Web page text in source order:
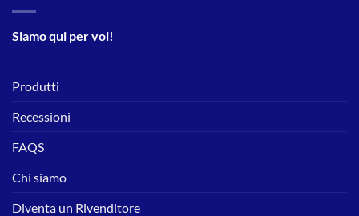
Siamo qui per voi!
Produtti
Recessioni
FAQS
Chi siamo
Diventa un Rivenditore